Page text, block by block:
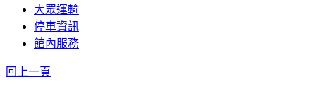
大眾運輸
停車資訊
館內服務
回上一頁